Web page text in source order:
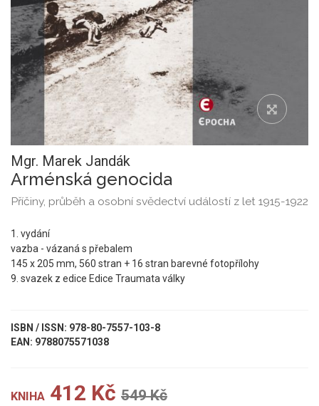
Mgr. Marek Jandák
Arménská genocida
Příčiny, průběh a osobní svědectví událostí z let 1915-1922
1. vydání
vazba - vázaná s přebalem
145 x 205 mm, 560 stran + 16 stran barevné fotopřílohy
9. svazek z edice Edice Traumata války
ISBN / ISSN: 978-80-7557-103-8
EAN: 9788075571038
KNIHA 412 Kč 549 Kč